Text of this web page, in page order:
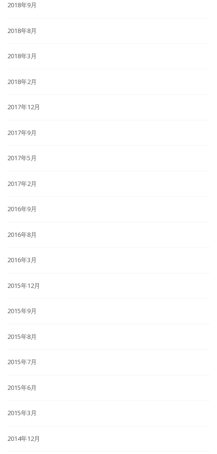
2018年9月
2018年8月
2018年3月
2018年2月
2017年12月
2017年9月
2017年5月
2017年2月
2016年9月
2016年8月
2016年3月
2015年12月
2015年9月
2015年8月
2015年7月
2015年6月
2015年3月
2014年12月